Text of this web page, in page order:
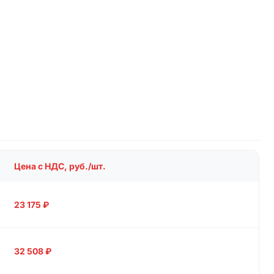
Цена с НДС, руб./шт.
23 175 ₽
32 508₽